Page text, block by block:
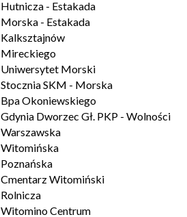
Hutnicza - Estakada
Morska - Estakada
Kalksztajnów
Mireckiego
Uniwersytet Morski
Stocznia SKM - Morska
Bpa Okoniewskiego
Gdynia Dworzec Gł. PKP - Wolności
Warszawska
Witomińska
Poznańska
Cmentarz Witomiński
Rolnicza
Witomino Centrum